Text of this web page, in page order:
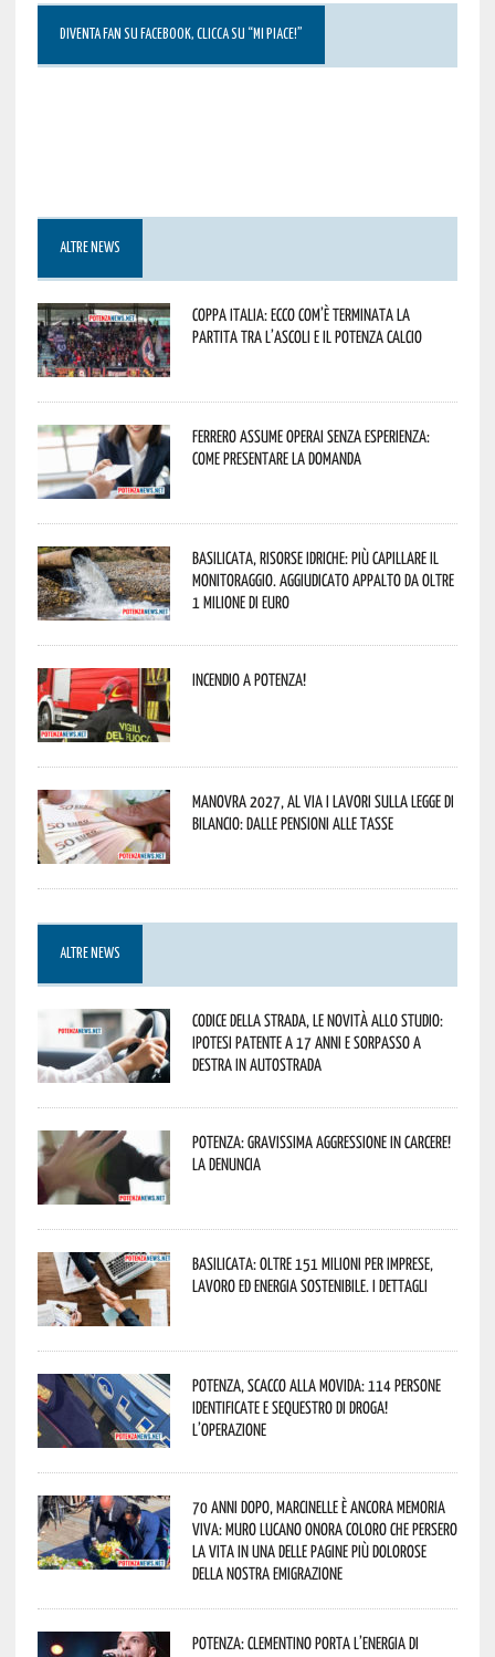
DIVENTA FAN SU FACEBOOK, CLICCA SU “MI PIACE!”
ALTRE NEWS
Coppa Italia: ecco com’è terminata la
partita tra l’Ascoli e il Potenza Calcio
Ferrero assume operai senza esperienza:
come presentare la domanda
Basilicata, Risorse idriche: più capillare il
monitoraggio. Aggiudicato appalto da oltre
1 milione di euro
Incendio a Potenza!
Manovra 2027, al via i lavori sulla Legge di
Bilancio: dalle pensioni alle tasse
ALTRE NEWS
Codice della strada, le novità allo studio:
ipotesi patente a 17 anni e sorpasso a
destra in autostrada
Potenza: gravissima aggressione in Carcere!
La denuncia
Basilicata: oltre 151 milioni per imprese,
lavoro ed energia sostenibile. I dettagli
Potenza, scacco alla movida: 114 persone
identificate e sequestro di droga!
L’operazione
70 anni dopo, Marcinelle è ancora memoria
viva: Muro Lucano onora coloro che persero
la vita in una delle pagine più dolorose
della nostra emigrazione
Potenza: Clementino porta l’energia di